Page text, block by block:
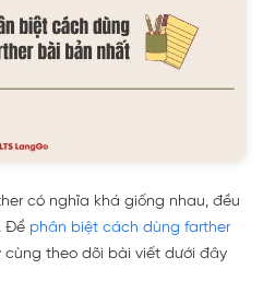
có nghĩa khá giống nhau, đều
Để phân biệt cách dùng farther
cùng theo dõi bài viết dưới đây